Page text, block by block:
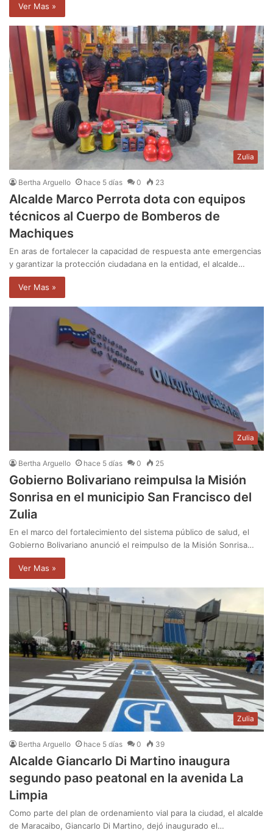
Ver Mas »
Zulia
Bertha Arguello hace 5 días 0 23
Alcalde Marco Perrota dota con equipos
técnicos al Cuerpo de Bomberos de
Machiques
En aras de fortalecer la capacidad de respuesta ante emergencias
y garantizar la protección ciudadana en la entidad, el alcalde…
Ver Mas »
Zulia
Bertha Arguello hace 5 días 0 25
Gobierno Bolivariano reimpulsa la Misión
Sonrisa en el municipio San Francisco del
Zulia
En el marco del fortalecimiento del sistema público de salud, el
Gobierno Bolivariano anunció el reimpulso de la Misión Sonrisa…
Ver Mas »
Zulia
Bertha Arguello hace 5 días 0 39
Alcalde Giancarlo Di Martino inaugura
segundo paso peatonal en la avenida La
Limpia
Como parte del plan de ordenamiento vial para la ciudad, el alcalde
de Maracaibo, Giancarlo Di Martino, dejó inaugurado el…